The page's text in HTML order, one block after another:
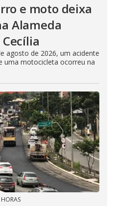
e moto deixa
Alameda
agosto de 2026, um acidente
uma motocicleta ocorreu na